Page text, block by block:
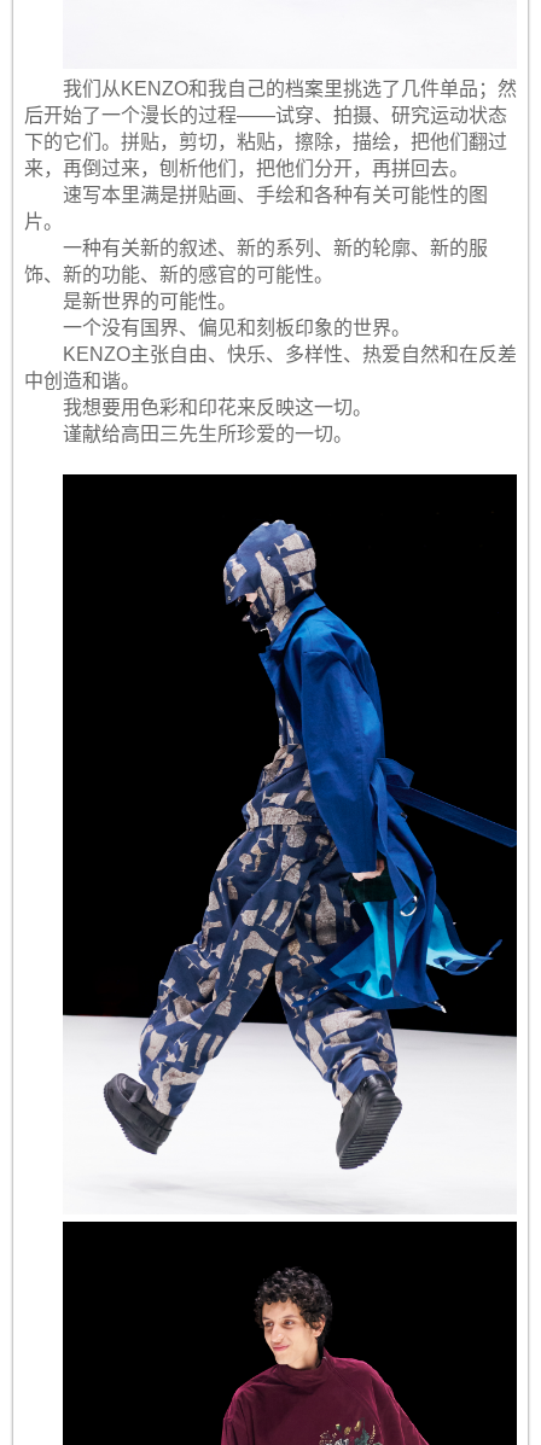
我们从KENZO和我自己的档案里挑选了几件单品；然
后开始了一个漫长的过程——试穿、拍摄、研究运动状态
下的它们。拼贴，剪切，粘贴，擦除，描绘，把他们翻过
来，再倒过来，刨析他们，把他们分开，再拼回去。
速写本里满是拼贴画、手绘和各种有关可能性的图
片。
一种有关新的叙述、新的系列、新的轮廓、新的服
饰、新的功能、新的感官的可能性。
是新世界的可能性。
一个没有国界、偏见和刻板印象的世界。
KENZO主张自由、快乐、多样性、热爱自然和在反差
中创造和谐。
我想要用色彩和印花来反映这一切。
谨献给高田三先生所珍爱的一切。